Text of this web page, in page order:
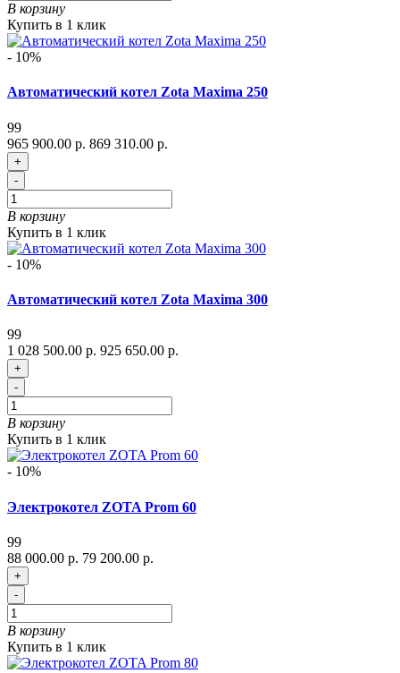
В корзину
Купить в 1 клик
- 10%
Автоматический котел Zota Maxima 250
99
965 900.00 р. 869 310.00 р.
+
-
В корзину
Купить в 1 клик
- 10%
Автоматический котел Zota Maxima 300
99
1 028 500.00 р. 925 650.00 р.
+
-
В корзину
Купить в 1 клик
- 10%
Электрокотел ZOTA Prom 60
99
88 000.00 р. 79 200.00 р.
+
-
В корзину
Купить в 1 клик